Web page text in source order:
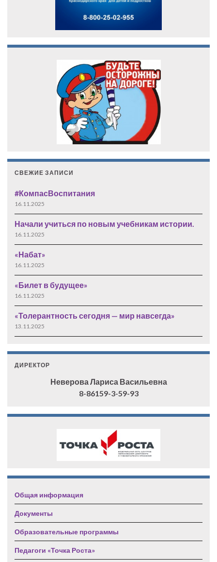
СВЕЖИЕ ЗАПИСИ
#КомпасВоспитания
16.11.2025
Начали учиться по новым учебникам истории.
16.11.2025
«Набат»
16.11.2025
«Билет в будущее»
16.11.2025
«Толерантность сегодня — мир навсегда»
13.11.2025
ДИРЕКТОР
Неверова Лариса Васильевна
8-86159-3-59-93
Общая информация
Документы
Образовательные программы
Педагоги «Точка Роста»